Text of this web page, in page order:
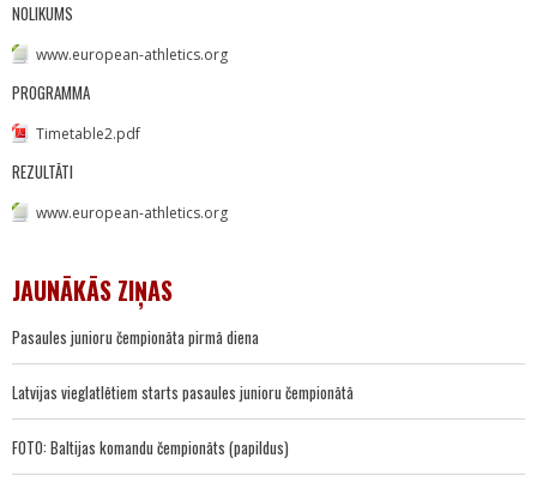
NOLIKUMS
www.european-athletics.org
PROGRAMMA
Timetable2.pdf
REZULTĀTI
www.european-athletics.org
JAUNĀKĀS ZIŅAS
Pasaules junioru čempionāta pirmā diena
Latvijas vieglatlētiem starts pasaules junioru čempionātā
FOTO: Baltijas komandu čempionāts (papildus)